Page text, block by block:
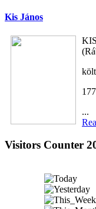
Kis János
...
Visitors Counter